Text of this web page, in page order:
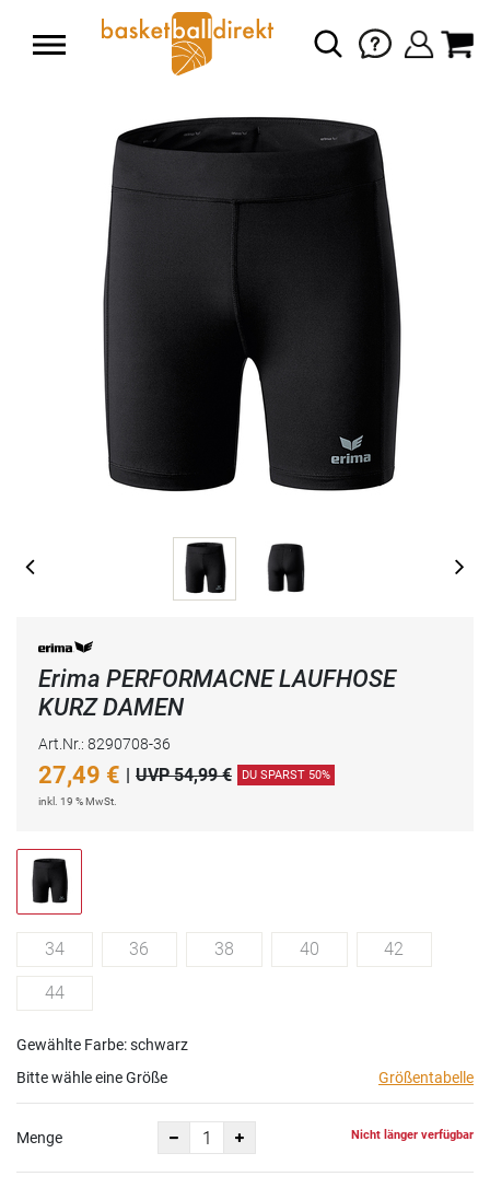
Erima PERFORMACNE LAUFHOSE
KURZ DAMEN
Art.Nr.: 8290708-36
27,49 € | UVP 54,99 € DU SPARST 50%
inkl. 19 % MwSt.
34 36 38 40 42
44
Gewählte Farbe: schwarz
Bitte wähle eine Größe
Größentabelle
Menge Nicht länger verfügbar